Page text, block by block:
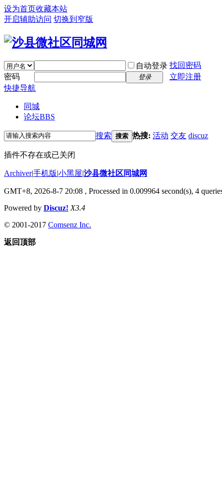
设为首页收藏本站
开启辅助访问 切换到窄版
自动登录 找回密码
密码
登录
立即注册
快捷导航
同城
论坛BBS
搜索 搜索 热搜: 活动 交友 discuz
插件不存在或已关闭
Archiver|手机版|小黑屋|沙县微社区同城网
GMT+8, 2026-8-7 20:08 , Processed in 0.009964 second(s), 4
Powered by Discuz! X3.4
© 2001-2017 Comsenz Inc.
返回顶部